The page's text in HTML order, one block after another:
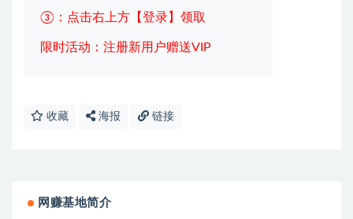
③：点击右上方【登录】领取
限时活动：注册新用户赠送VIP
收藏 海报 链接
网赚基地简介